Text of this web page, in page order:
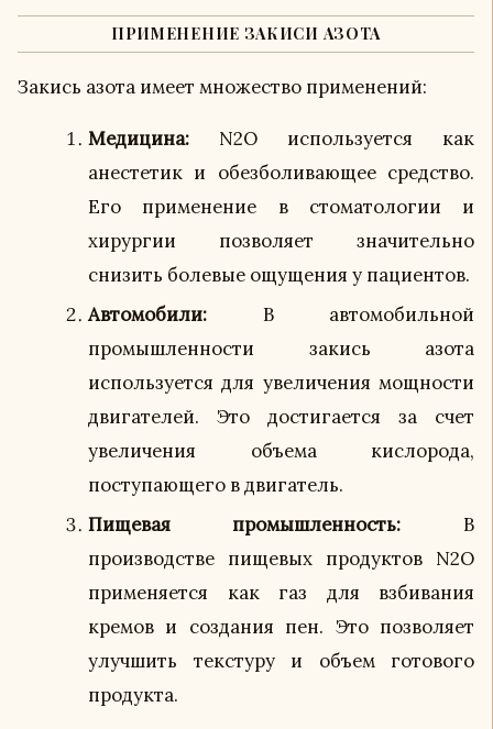
ПРИМЕНЕНИЕ ЗАКИСИ АЗОТА
Закись азота имеет множество применений:
Медицина: N2O используется как
анестетик и обезболивающее средство.
Его применение в стоматологии и
хирургии позволяет значительно
снизить болевые ощущения у пациентов.
Автомобили: В автомобильной
промышленности закись азота
используется для увеличения мощности
двигателей. Это достигается за счет
увеличения объема кислорода,
поступающего в двигатель.
Пищевая промышленность: В
производстве пищевых продуктов N2O
применяется как газ для взбивания
кремов и создания пен. Это позволяет
улучшить текстуру и объем готового
продукта.